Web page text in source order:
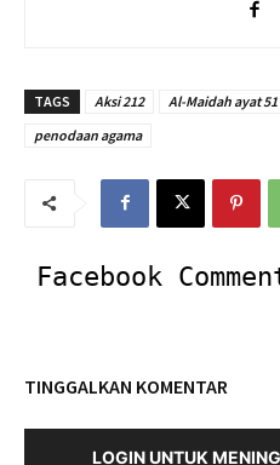
TAGS Aksi 212 Al-Maidah ayat 51
penodaan agama
Facebook
TINGGALKAN KOMENTAR
LOGIN UNTUK